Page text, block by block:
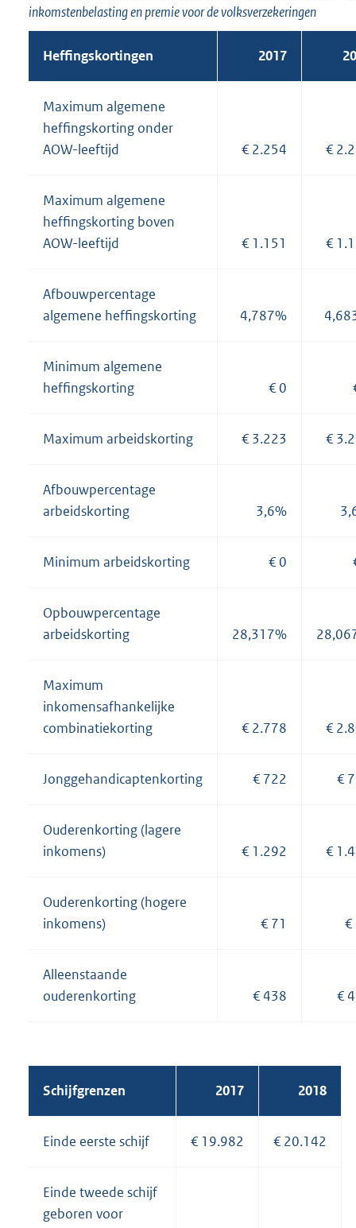
inkomstenbelasting en premie voor de volksverzekeringen
Heffingskortingen 2017
Maximum algemene
heffingskorting onder
AOW-leeftijd
€ 2.254 €
Maximum algemene
heffingskorting boven
AOW-leeftijd
€ 1.151 €
Afbouwpercentage
algemene heffingskorting
4,787%
Minimum algemene
heffingskorting
€ 0
Maximum arbeidskorting € 3.223 €
Afbouwpercentage
arbeidskorting
3,6%
Minimum arbeidskorting € 0
Opbouwpercentage
arbeidskorting
28,317%
Maximum
inkomensafhankelijke
combinatiekorting
€ 2.778 €
Jonggehandicaptenkorting € 722 €
Ouderenkorting (lagere
inkomens)
€ 1.292 €
Ouderenkorting (hogere
inkomens)
€ 71 €
Alleenstaande
ouderenkorting
€ 438 €
Schijfgrenzen 2017 2018
Einde eerste schijf € 19.982 € 20.142
Einde tweede schijf
geboren voor